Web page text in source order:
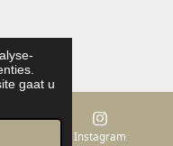
gaat u
Instagram